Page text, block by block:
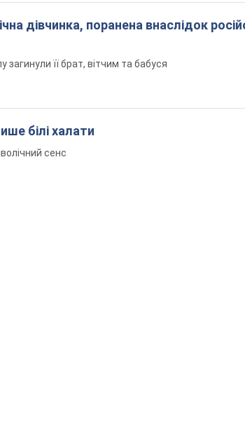
дівчинка, поранена внаслідок
загинули її брат, вітчим та бабуся
білі халати
сенс